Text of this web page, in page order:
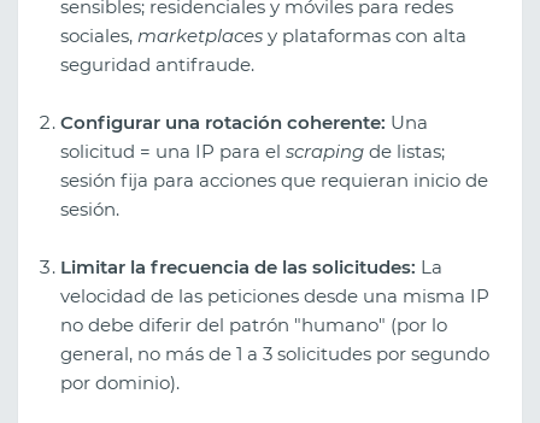
sensibles; residenciales y móviles para redes
sociales, marketplaces y plataformas con alta
seguridad antifraude.
Configurar una rotación coherente: Una
solicitud = una IP para el scraping de listas;
sesión fija para acciones que requieran inicio de
sesión.
Limitar la frecuencia de las solicitudes: La
velocidad de las peticiones desde una misma IP
no debe diferir del patrón "humano" (por lo
general, no más de 1 a 3 solicitudes por segundo
por dominio).